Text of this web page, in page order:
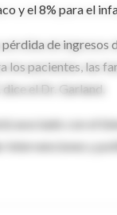
y el 8% para el
de ingresos
los pacientes, las
el Dr. Garland.
asociado con el
intervenciones y